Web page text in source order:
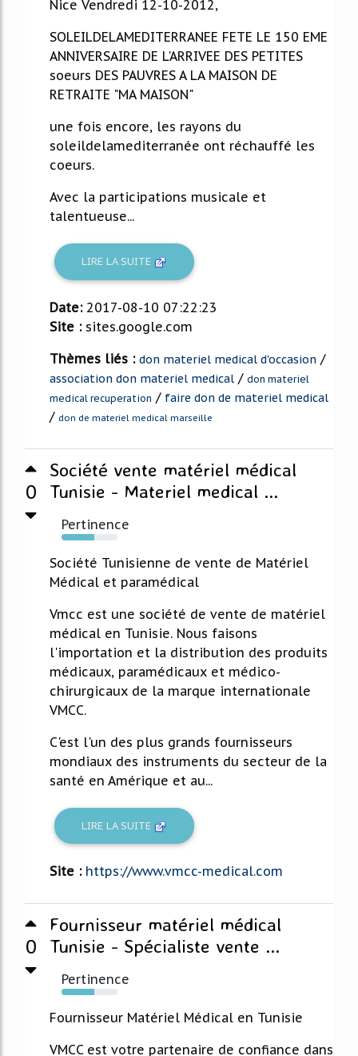
Nice Vendredi 12-10-2012,
SOLEILDELAMEDITERRANEE FETE LE 150 EME
ANNIVERSAIRE DE L'ARRIVEE DES PETITES
soeurs DES PAUVRES A LA MAISON DE
RETRAITE "MA MAISON"
une fois encore, les rayons du
soleildelamediterranée ont réchauffé les
coeurs.
Avec la participations musicale et
talentueuse...
LIRE LA SUITE
Date: 2017-08-10 07:22:23
Site : sites.google.com
Thèmes liés : don materiel medical d'occasion /
association don materiel medical / don materiel
medical recuperation / faire don de materiel medical
/ don de materiel medical marseille
0
Société vente matériel médical
Tunisie - Materiel medical ...
Pertinence
59%
Société Tunisienne de vente de Matériel
Médical et paramédical
Vmcc est une société de vente de matériel
médical en Tunisie. Nous faisons
l'importation et la distribution des produits
médicaux, paramédicaux et médico-
chirurgicaux de la marque internationale
VMCC.
C'est l'un des plus grands fournisseurs
mondiaux des instruments du secteur de la
santé en Amérique et au...
LIRE LA SUITE
Site : https://www.vmcc-medical.com
0
Fournisseur matériel médical
Tunisie - Spécialiste vente ...
Pertinence
58%
Fournisseur Matériel Médical en Tunisie
VMCC est votre partenaire de confiance dans